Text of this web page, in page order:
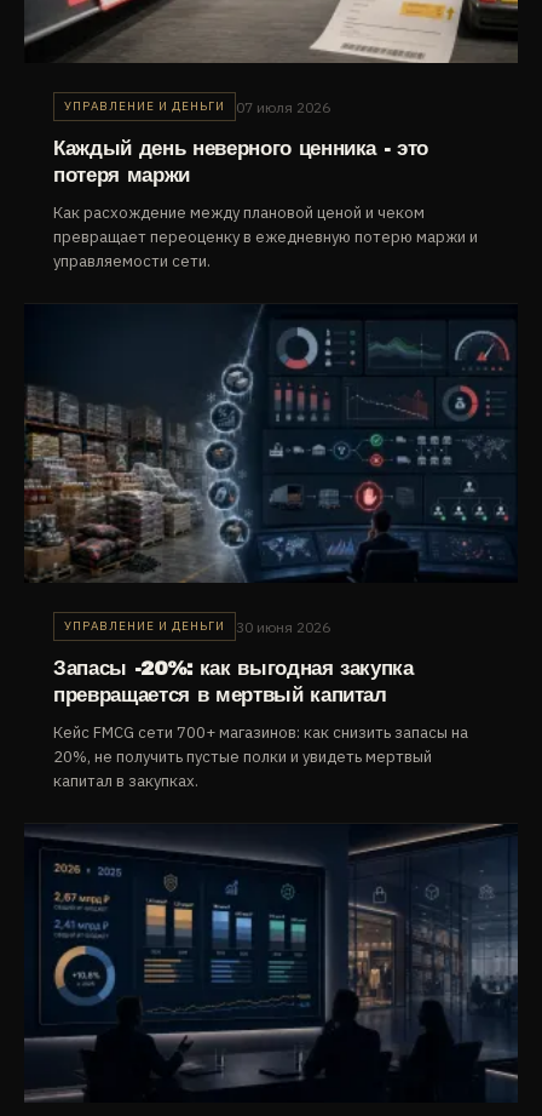
УПРАВЛЕНИЕ И ДЕНЬГИ 07 июля 2026
Каждый день неверного ценника - это
потеря маржи
Как расхождение между плановой ценой и чеком
превращает переоценку в ежедневную потерю маржи и
управляемости сети.
УПРАВЛЕНИЕ И ДЕНЬГИ 30 июня 2026
Запасы -20%: как выгодная закупка
превращается в мертвый капитал
Кейс FMCG сети 700+ магазинов: как снизить запасы на
20%, не получить пустые полки и увидеть мертвый
капитал в закупках.